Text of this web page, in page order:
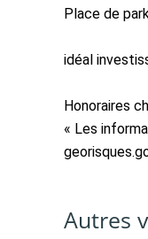
Place de
idéal
Honoraires
« Les
Autres